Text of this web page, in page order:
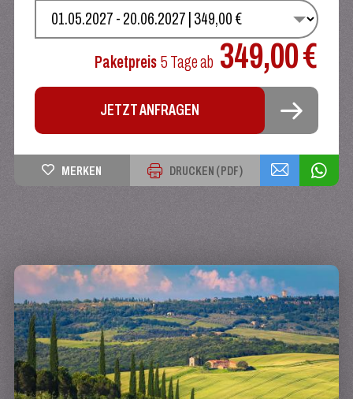
WÄHLEN SIE IHREN TERMIN
Paketpreis5 Tageab 349,00 €
JETZT ANFRAGEN
MERKEN DRUCKEN (PDF)